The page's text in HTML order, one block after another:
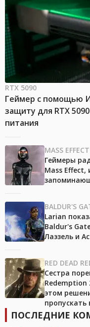
RTX 5090
Геймер с помощью
защиту для RTX
питания
MASS EFFECT
Геймеры
Mass
BALDUR'S
Larian
Baldur's
Лаэзель и
RED DEAD
Сестра
Redemption
этом
пропускать
ПОСЛЕДНИЕ